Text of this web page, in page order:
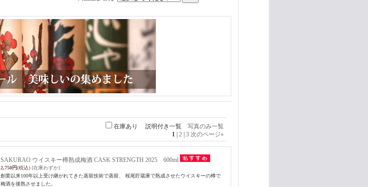
在庫あり 説明付き一覧 写真のみ一覧
1 2 3 次のページ»
SAKURAO ウイスキー樽熟成梅酒 CASK STRENGTH 2025 600ml
2,750円(税込) [在庫わずか]
創業以来100年以上受け継がれてきた蒸留技術で蒸留、 桜尾貯蔵庫で熟成させたウイスキーの樽で
梅酒を後熟させました。